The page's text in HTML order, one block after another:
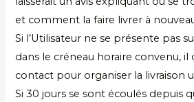
et comment la faire livrer à
Si l’Utilisateur ne se présente pas
dans le créneau horaire convenu,
contact pour organiser la livraison
Si 30 jours se sont écoulés depuis